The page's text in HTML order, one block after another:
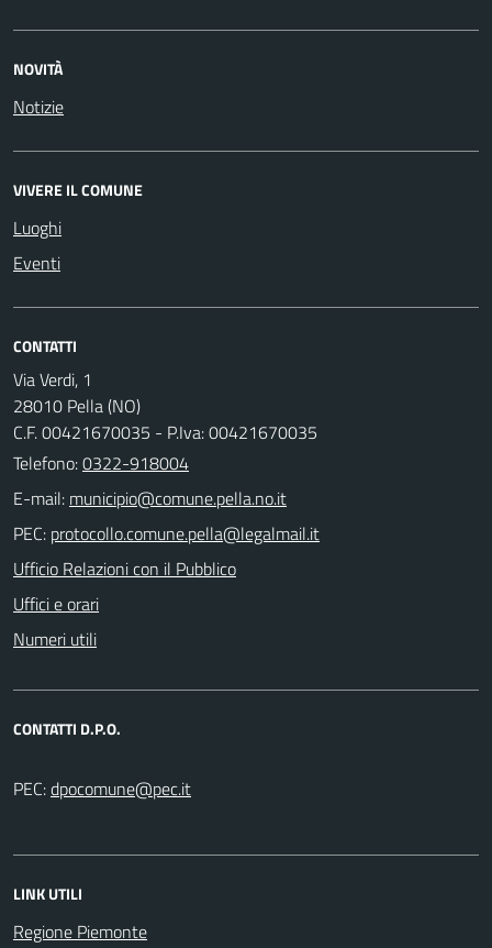
NOVITÀ
Notizie
VIVERE IL COMUNE
Luoghi
Eventi
CONTATTI
Via Verdi, 1
28010 Pella (NO)
C.F. 00421670035 - P.Iva: 00421670035
Telefono:0322-918004
E-mail:
PEC:
Ufficio Relazioni con il Pubblico
Uffici e orari
Numeri utili
CONTATTI D.P.O.
PEC:
LINK UTILI
Regione Piemonte